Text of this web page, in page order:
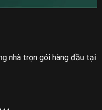
nhà trọn gói hàng đầu tại